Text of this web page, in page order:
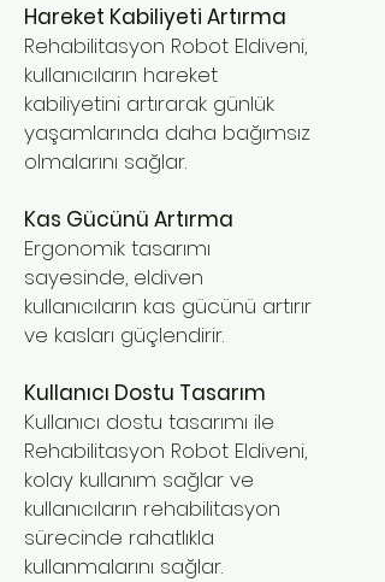
Hareket Kabiliyeti Artırma
Rehabilitasyon Robot Eldiveni,
kullanıcıların hareket
kabiliyetini artırarak günlük
yaşamlarında daha bağımsız
olmalarını sağlar.
Kas Gücünü Artırma
Ergonomik tasarımı
sayesinde, eldiven
kullanıcıların kas gücünü artırır
ve kasları güçlendirir.
Kullanıcı Dostu Tasarım
Kullanıcı dostu tasarımı ile
Rehabilitasyon Robot Eldiveni,
kolay kullanım sağlar ve
kullanıcıların rehabilitasyon
sürecinde rahatlıkla
kullanmalarını sağlar.